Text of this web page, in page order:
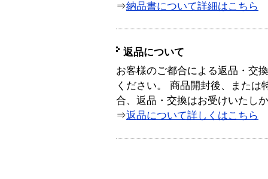
⇒納品書について詳細はこちら
返品について
お客様のご都合による返品・交
ください。 商品開封後、または
合、返品・交換はお受けいたし
⇒返品について詳しくはこちら